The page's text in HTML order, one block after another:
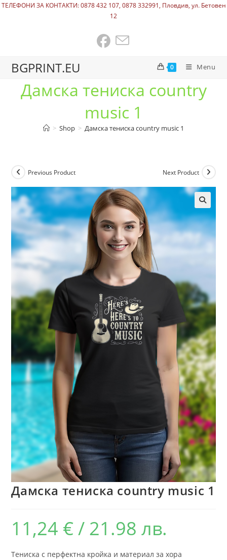
ТЕЛЕФОНИ ЗА КОНТАКТИ: 0878 432 107, 0878 332991, Пловдив, ул. Бетовен
12
BGPRINT.EU 0 Menu
Дамска тениска country
music 1
> Shop > Дамска тениска country music 1
Previous Product Next Product
Дамска тениска country music 1
11,24 € / 21.98 лв.
Тениска с перфектна кройка и материал за хора